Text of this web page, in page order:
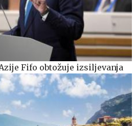
Fifo obtožuje izsiljevanja